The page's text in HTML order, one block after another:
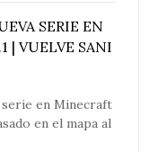
SERIE EN
| VUELVE SANI
serie en Minecraft
en el mapa al